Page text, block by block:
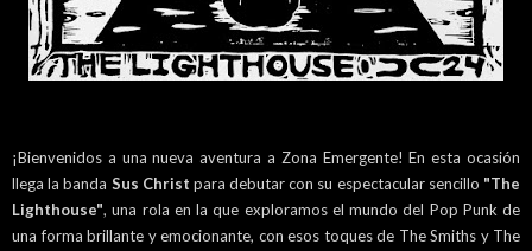
¡Bienvenidos a una nueva aventura a Zona Emergente! En esta ocasión
llega la banda Sus Christ para debutar con su espectacular sencillo "The
Lighthouse", una rola en la que exploramos el mundo del Pop Punk de
una forma brillante y emocionante, con esos toques de The Smiths y The